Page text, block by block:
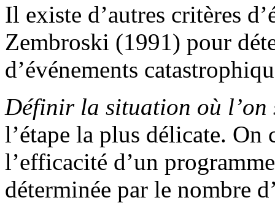
Il existe d’autres critères
Zembroski (1991) pour
d’événements
Définir la situation où l’on
l’étape la plus délicate.
l’efficacité d’un
déterminée par le nombre